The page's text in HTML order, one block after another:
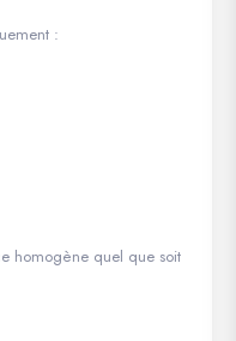
:
homogène quel que soit